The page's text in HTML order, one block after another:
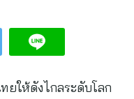
ให้ดังไกลระดับโลก